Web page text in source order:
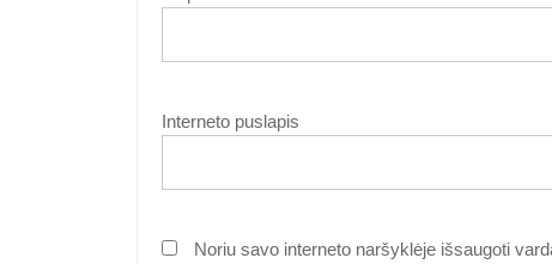
Interneto puslapis
Noriu savo interneto naršyklėje išsaugoti